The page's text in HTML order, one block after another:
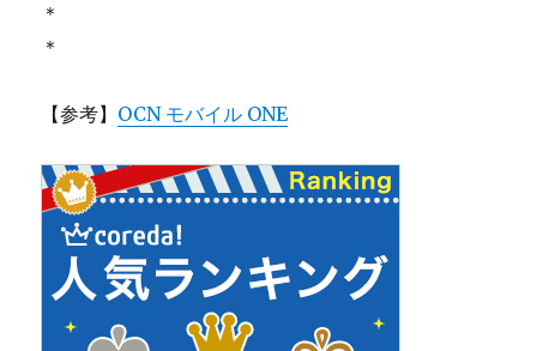
＊
＊
【参考】 OCN モバイル ONE